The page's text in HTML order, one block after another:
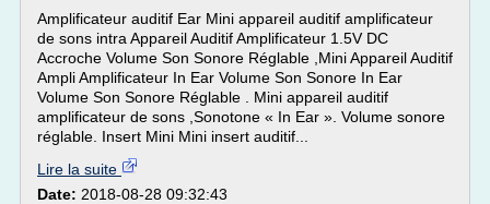
Amplificateur auditif Ear Mini appareil auditif amplificateur
de sons intra Appareil Auditif Amplificateur 1.5V DC
Accroche Volume Son Sonore Réglable ,Mini Appareil Auditif
Ampli Amplificateur In Ear Volume Son Sonore In Ear
Volume Son Sonore Réglable . Mini appareil auditif
amplificateur de sons ,Sonotone « In Ear ». Volume sonore
réglable. Insert Mini Mini insert auditif...
Lire la suite
Date: 2018-08-28 09:32:43